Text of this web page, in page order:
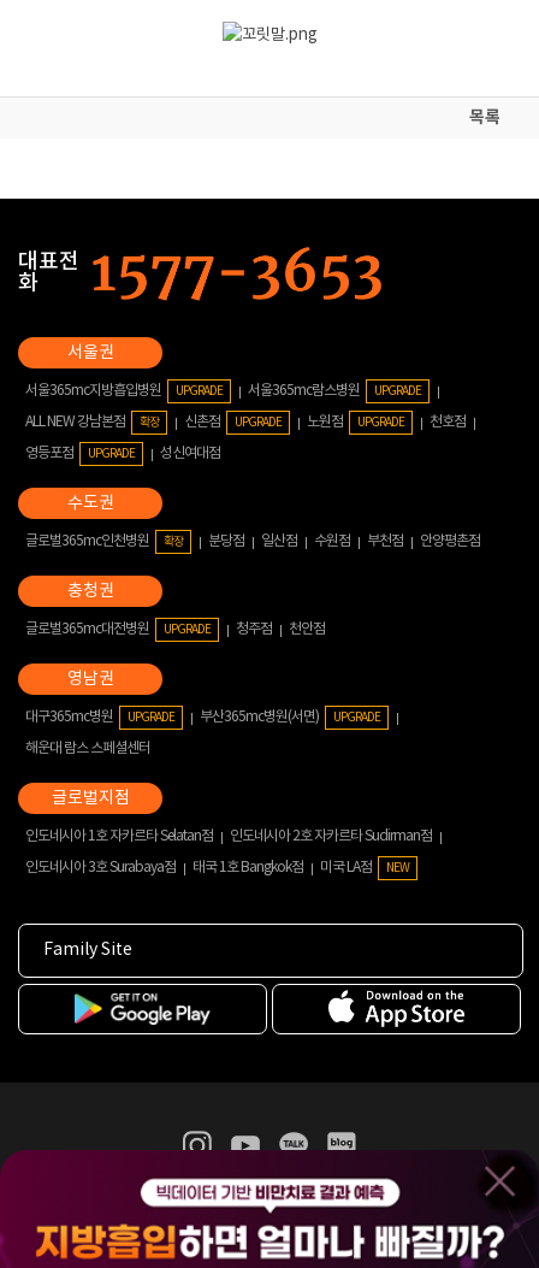
목록
대표전
화
서울365mc지방흡입병원 UPGRADE 서울365mc람스병원 UPGRADE
ALL NEW 강남본점 확장 신촌점 UPGRADE 노원점 UPGRADE
천호점
영등포점
UPGRADE 성신여대점
글로벌365mc인천병원 확장 분당점 일산점 수원점 부천점 안양평촌점
글로벌365mc대전병원 UPGRADE 청주점 천안점
대구365mc병원 UPGRADE 부산365mc병원(서면) UPGRADE
해운대 람스 스페셜센터
인도네시아 1호 자카르타 Selatan점
인도네시아 2호 자카르타 Sudirman점
인도네시아 3호 Surabaya점
태국 1호 Bangkok점 미국 LA점 NEW
Family Site
365mc 병·의원 이용약관
홈페이지 이용약관
비급여진료수가